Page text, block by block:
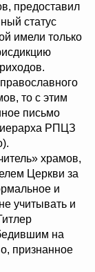
предоставил
статус
имели только
то с этим
письмо
РПЦЗ
храмов,
Церкви за
и
учитывать и
на
признанное